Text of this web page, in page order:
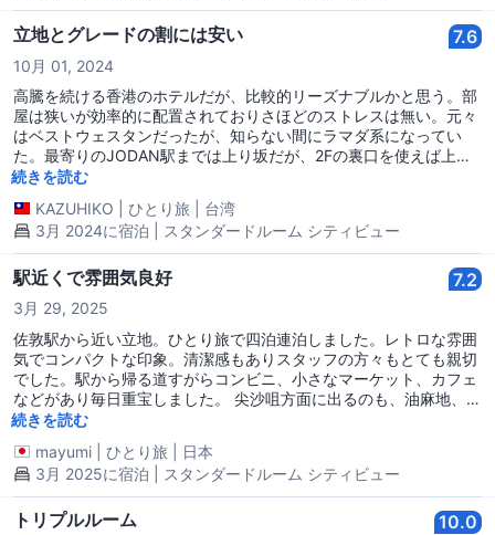
立地とグレードの割には安い 7.6
10月 01, 2024
高騰を続ける香港のホテルだが、比較的リーズナブルかと思う。部
屋は狭いが効率的に配置されておりさほどのストレスは無い。元々
はベストウェスタンだったが、知らない間にラマダ系になってい
た。最寄りのJODAN駅までは上り坂だが、2Fの裏口を使えば上り
坂を回避できる。付近で色々と泊まったが、立地価格清潔さのバラ
ンスが良い方かと思う。
続きを読む
KAZUHIKO
ひとり旅
台湾
3月 2024に宿泊 | スタンダードルーム シティビュー
駅近くで雰囲気良好 7.2
3月 29, 2025
佐敦駅から近い立地。ひとり旅で四泊連泊しました。レトロな雰囲
気でコンパクトな印象。清潔感もありスタッフの方々もとても親切
でした。駅から帰る道すがらコンビニ、小さなマーケット、カフェ
などがあり毎日重宝しました。 尖沙咀方面に出るのも、油麻地、旺
角方面に出るのも楽です。都市を徘徊したい旅でしたので、その目
的にあった便利なホテルでした。 次回も利用するつもりです。
続きを読む
mayumi
ひとり旅
日本
3月 2025に宿泊 | スタンダードルーム シティビュー
トリプルルーム 10.0